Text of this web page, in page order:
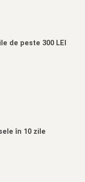
de peste 300 LEI
în 10 zile